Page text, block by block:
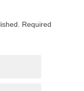
Required